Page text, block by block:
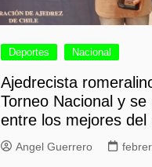
Deportes Nacional
Ajedrecista
Torneo Nacional y se
entre los mejores del
Angel Guerrero